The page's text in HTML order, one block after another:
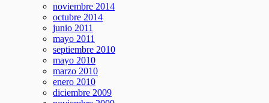
noviembre 2014
octubre 2014
junio 2011
mayo 2011
septiembre 2010
mayo 2010
marzo 2010
enero 2010
diciembre 2009